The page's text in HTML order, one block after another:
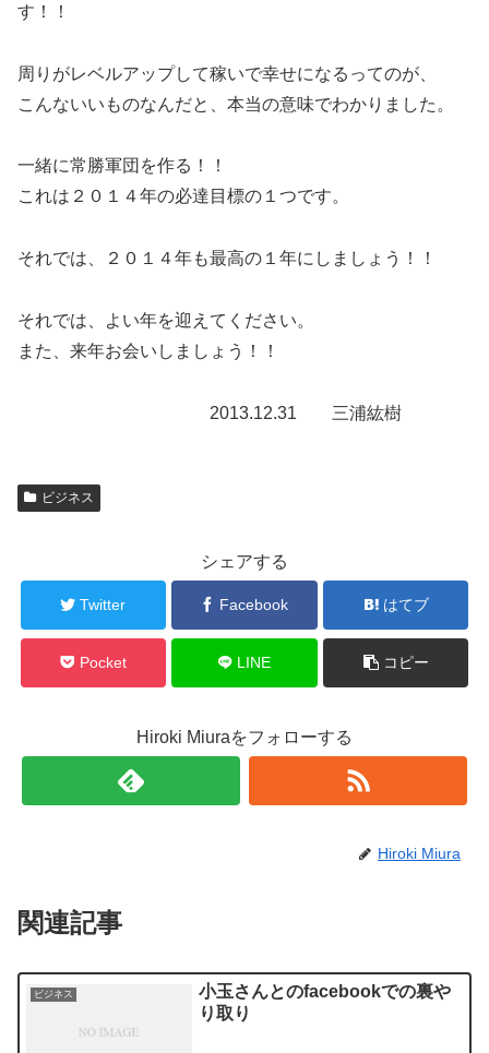
す！！
周りがレベルアップして稼いで幸せになるってのが、
こんないいものなんだと、本当の意味でわかりました。
一緒に常勝軍団を作る！！
これは２０１４年の必達目標の１つです。
それでは、２０１４年も最高の１年にしましょう！！
それでは、よい年を迎えてください。
また、来年お会いしましょう！！
2013.12.31 三浦紘樹
ビジネス
シェアする
Twitter Facebook はてブ
Pocket LINE コピー
Hiroki Miuraをフォローする
Hiroki Miura
関連記事
ビジネス
小玉さんとのfacebookでの裏や
り取り